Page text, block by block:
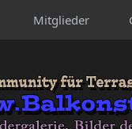
Mitglieder